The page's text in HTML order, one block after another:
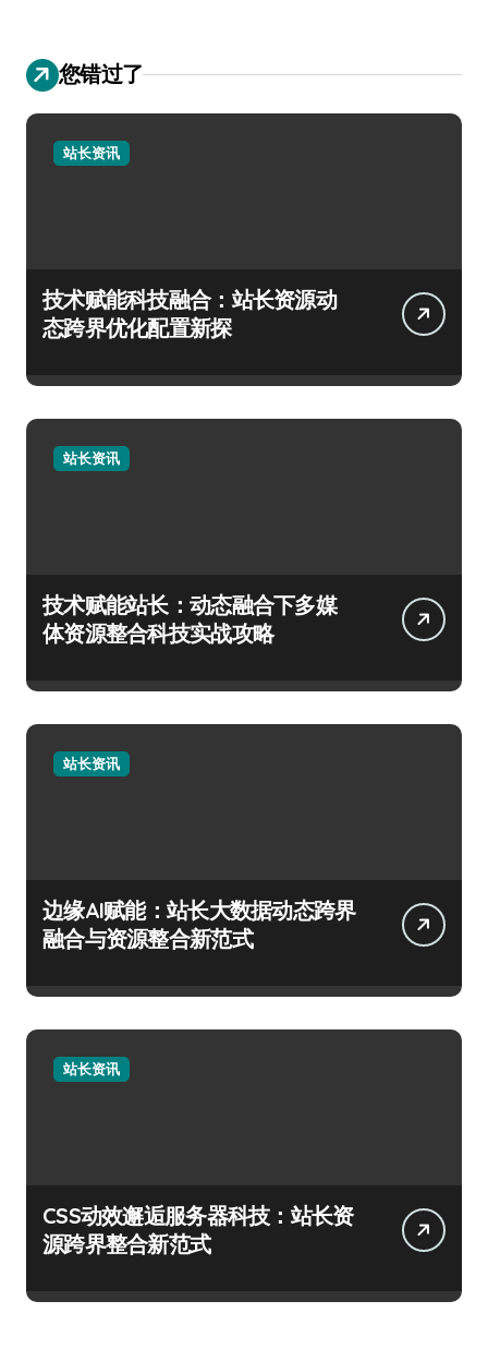
您错过了
站长资讯
技术赋能科技融合：站长资源动
态跨界优化配置新探
站长资讯
技术赋能站长：动态融合下多媒
体资源整合科技实战攻略
站长资讯
边缘AI赋能：站长大数据动态跨界
融合与资源整合新范式
站长资讯
CSS动效邂逅服务器科技：站长资
源跨界整合新范式